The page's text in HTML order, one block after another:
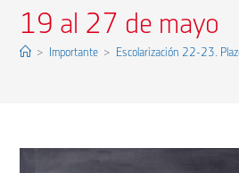
19 al 27 de mayo
> Importante > Escolarización 22-23.